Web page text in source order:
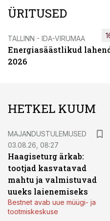
ÜRITUSED
TALLINN - IDA-VIRUMAA
Energiasäästlikud
2026
HETKEL KUUM
MAJANDUSTULEMUSED
03.08.26, 08:27
Haagiseturg ärkab:
tootjad kasvatavad
mahtu ja valmistuvad
uueks laienemiseks
Bestnet avab uue müügi- ja
tootmiskeskuse